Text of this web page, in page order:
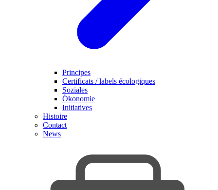
Principes
Certificats / labels écologiques
Soziales
Ökonomie
Initiatives
Histoire
Contact
News